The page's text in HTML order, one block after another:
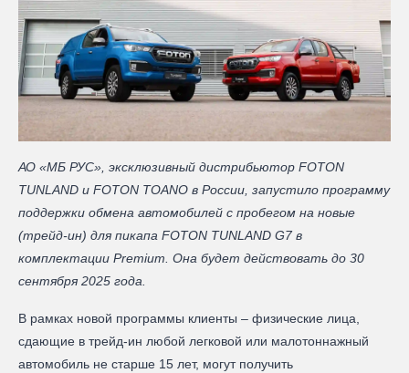
АО «МБ РУС», эксклюзивный дистрибьютор FOTON
TUNLAND и FOTON TOANO в России, запустило программу
поддержки обмена автомобилей с пробегом на новые
(трейд-ин) для пикапа FOTON TUNLAND G7 в
комплектации Premium. Она будет действовать до 30
сентября 2025 года.
В рамках новой программы клиенты – физические лица,
сдающие в трейд-ин любой легковой или малотоннажный
автомобиль не старше 15 лет, могут получить